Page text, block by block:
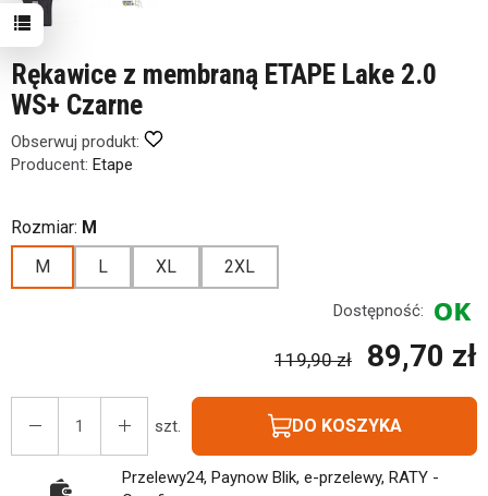
Rękawice z membraną ETAPE Lake 2.0
WS+ Czarne
Obserwuj produkt:
Producent: Etape
Rozmiar: M
M
L XL 2XL
Dostępność:
119,90 zł 89,70 zł
szt. DO KOSZYKA
Przelewy24, Paynow Blik, e-przelewy, RATY -